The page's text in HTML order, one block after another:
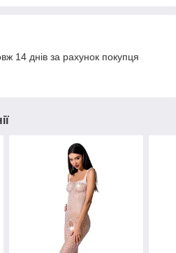
14 днів за рахунок покупця